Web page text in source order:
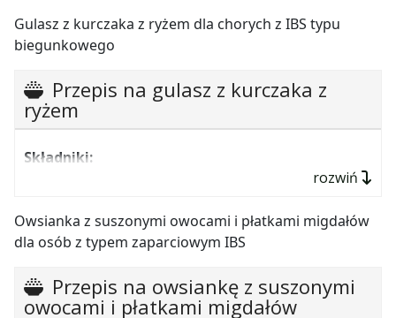
Gulasz z kurczaka z ryżem dla chorych z IBS typu
biegunkowego
Przepis na gulasz z kurczaka z
ryżem
Składniki:
150 g piersi z kurczaka pokrojonej w kostkę,
1 marchewka,
mały kawałek selera,
rozwiń
Owsianka z suszonymi owocami i płatkami migdałów
dla osób z typem zaparciowym IBS
Przepis na owsiankę z suszonymi
owocami i płatkami migdałów